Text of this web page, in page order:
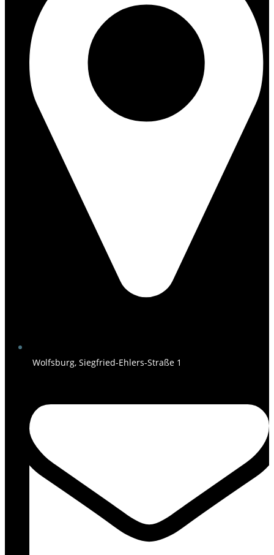
Wolfsburg, Siegfried-Ehlers-Straße 1